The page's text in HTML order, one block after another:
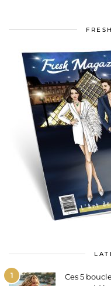
1
Ces 5